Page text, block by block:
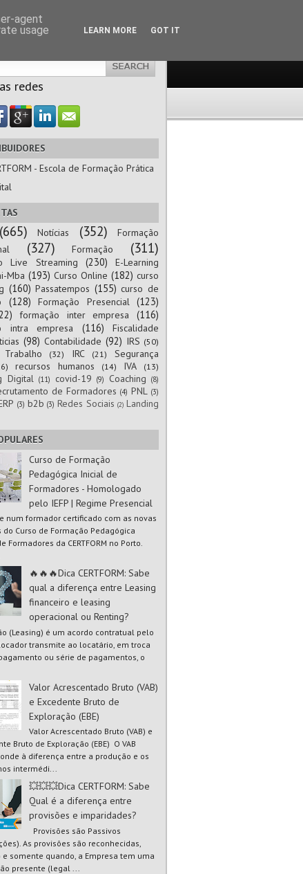
redes
- Escola de Formação Prática
(665) Notícias (352)
Formação
(327) Formação (311)
Live Streaming (230) E-Learning
Mba (193) Curso Online (182) curso
(160) Passatempos (155) curso de
(128) Formação Presencial (123)
formação inter empresa (116)
intra empresa (116) Fiscalidade
(98) Contabilidade (92) IRS (50)
(32) IRC (21)
Segurança
recursos humanos (14) IVA (13)
Digital (11) covid-19 (9) Coaching (8)
de Formadores (4) PNL (3)
(3) b2b (3) Redes Sociais (2) Landing
Curso de Formação
Pedagógica Inicial de
Formadores - Homologado
pelo IEFP | Regime Presencial
num formador certificado com as novas
do Curso de Formação Pedagógica
Formadores da CERTFORM no Porto.
🔥🔥🔥Dica CERTFORM: Sabe
qual a diferença entre Leasing
financeiro e leasing
operacional ou Renting?
(Leasing) é um acordo contratual pelo
transmite ao locatário, em troca
ou série de pagamentos, o
Valor Acrescentado Bruto (VAB)
e Excedente Bruto de
Exploração (EBE)
Valor Acrescentado Bruto (VAB) e
Bruto de Exploração (EBE) O VAB
à diferença entre a produção e os
intermédi...
💥💥💥Dica CERTFORM: Sabe
Qual é a diferença entre
provisões e imparidades?
Provisões são Passivos
As provisões são reconhecidas,
e somente quando, a Empresa tem uma
presente (legal ...
agent
usage
LEARN MORE GOT IT